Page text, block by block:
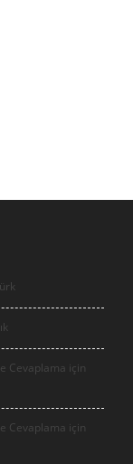
Cevaplama için
Cevaplama için